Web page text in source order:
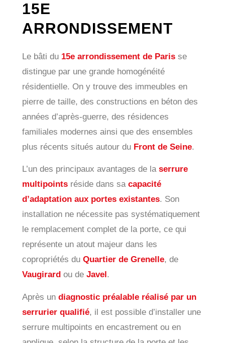
15E
ARRONDISSEMENT
Le bâti du 15e arrondissement de Parisse
distingue par une grande homogénéité
résidentielle. On y trouve des immeubles en
pierre de taille, des constructions en béton des
années d’après-guerre, des résidences
familiales modernes ainsi que des ensembles
plus récents situés autour du Front de Seine.
L’un des principaux avantages de la serrure
multipointsréside dans sa capacité
d’adaptation aux portes existantes. Son
installation ne nécessite pas systématiquement
le remplacement complet de la porte, ce qui
représente un atout majeur dans les
copropriétés du Quartier de Grenelle, de
Vaugirardou de Javel.
Après un diagnostic préalable réalisé par un
serrurier qualifié, il est possible d’installer une
serrure multipoints en encastrement ou en